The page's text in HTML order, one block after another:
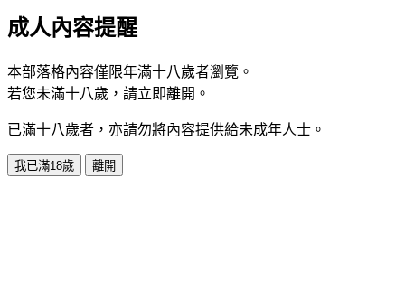
成人內容提醒
本部落格內容僅限年滿十八歲者瀏覽。
若您未滿十八歲，請立即離開。
已滿十八歲者，亦請勿將內容提供給未成年人士。
我已滿18歲 離開